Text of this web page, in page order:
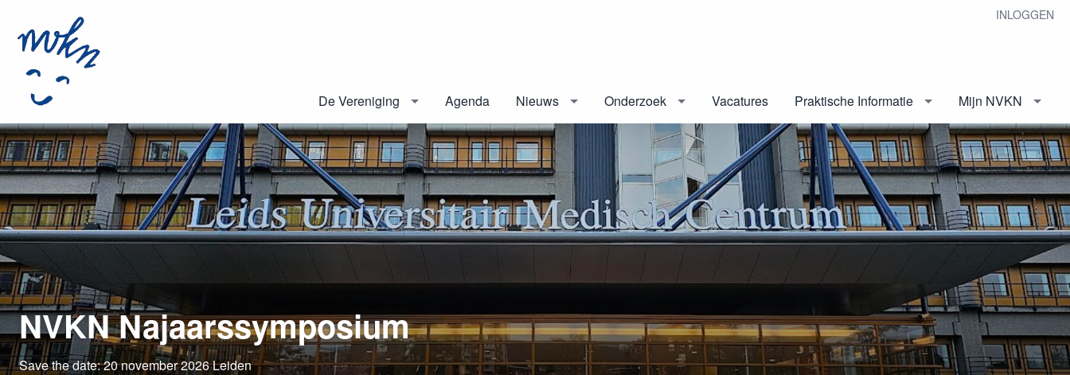
INLOGGEN
De Vereniging Agenda Nieuws Onderzoek Vacatures Praktische Informatie Mijn NVKN
NVKN Najaarssymposium
Save the date: 20 november 2026 Leiden